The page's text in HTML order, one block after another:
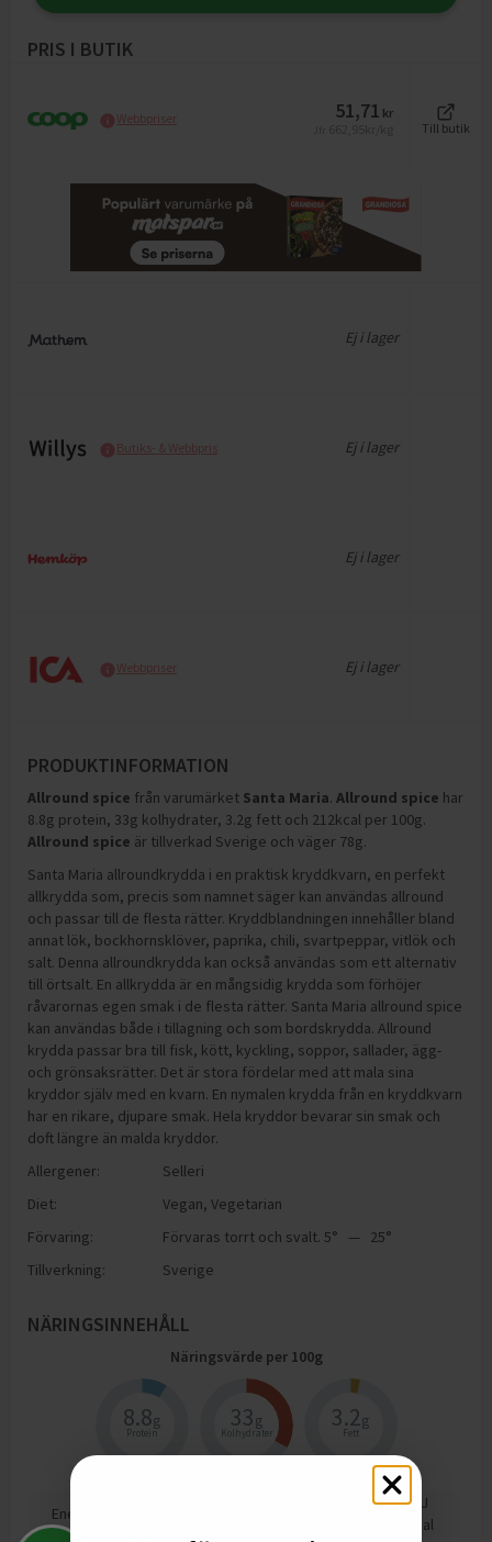
PRIS I BUTIK
Webbpriser 51,71 kr
Till butik
Ej i lager
Butiks- & Webbpris Ej i lager
Ej i lager
Webbpriser Ej i lager
PRODUKTINFORMATION
Allround spice från varumärket Santa Maria. Allround spice har
8.8g protein, 33g kolhydrater, 3.2g fett och 212kcal per 100g.
Allround spice är tillverkad Sverige och väger 78g.
Santa Maria allroundkrydda i en praktisk kryddkvarn, en perfekt
allkrydda som, precis som namnet säger kan användas allround
och passar till de flesta rätter. Kryddblandningen innehåller bland
annat lök, bockhornsklöver, paprika, chili, svartpeppar, vitlök och
salt. Denna allroundkrydda kan också användas som ett alternativ
till örtsalt. En allkrydda är en mångsidig krydda som förhöjer
råvarornas egen smak i de flesta rätter. Santa Maria allround spice
kan användas både i tillagning och som bordskrydda. Allround
krydda passar bra till fisk, kött, kyckling, soppor, sallader, ägg-
och grönsaksrätter. Det är stora fördelar med att mala sina
kryddor själv med en kvarn. En nymalen krydda från en kryddkvarn
har en rikare, djupare smak. Hela kryddor bevarar sin smak och
doft längre än malda kryddor.
Allergener:
Selleri
Diet:
Vegan,Vegetarian
Förvaring:
Förvaras torrt och svalt. 5° — 25°
Tillverkning:
Sverige
NÄRINGSINNEHÅLL
Näringsvärde per 100g
8.8g
Protein
33g
Kolhydrater
3.2g
Fett
Energi
893 kJ
kcal